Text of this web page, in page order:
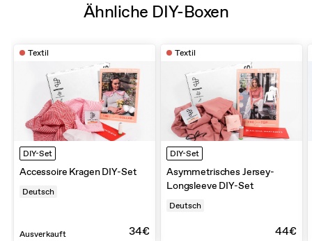
Ähnliche DIY-Boxen
Textil
DIY-Set
Accessoire Kragen DIY-Set
Deutsch
Ausverkauft 34€
Textil
DIY-Set
Asymmetrisches Jersey-
Longsleeve DIY-Set
Deutsch
44€